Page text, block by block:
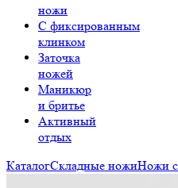
ножи
C фиксированным
клинком
Заточка
ножей
Маникюр
и бритье
Активный
отдых
КаталогСкладные ножиНожи с